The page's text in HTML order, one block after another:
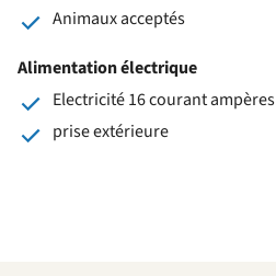
Animaux acceptés
Alimentation électrique
Electricité 16 courant ampères
prise extérieure